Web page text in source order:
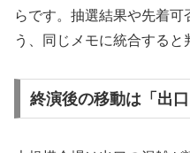
らです。抽選結果や先着可
う、同じメモに統合すると
終演後の移動は「出